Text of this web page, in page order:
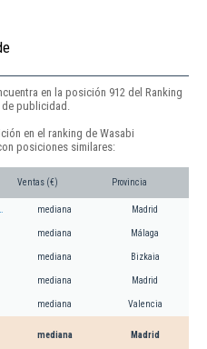
en la posición 912 del Ranking
publicidad.
en el ranking de Wasabi
posiciones similares:
Ventas (€) Provincia
mediana Madrid
mediana Málaga
mediana Bizkaia
mediana Madrid
mediana Valencia
mediana Madrid